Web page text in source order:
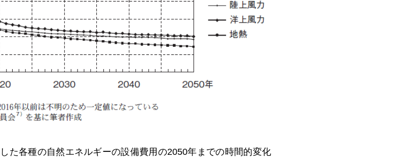
た各種の自然エネルギーの設備費用の2050年までの時間的変化